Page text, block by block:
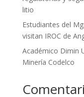
litio
Estudiantes del
visitan IROC de
Académico Dimin
Minería Codelco